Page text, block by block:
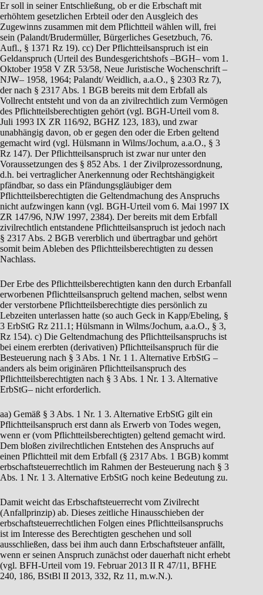
Er soll in seiner Entschließung, ob er die Erbschaft mit
erhöhtem gesetzlichen Erbteil oder den Ausgleich des
Zugewinns zusammen mit dem Pflichtteil wählen will, frei
sein (Palandt/Brudermüller, Bürgerliches Gesetzbuch, 76.
Aufl., § 1371 Rz 19). cc) Der Pflichtteilsanspruch ist ein
Geldanspruch (Urteil des Bundesgerichtshofs –BGH– vom 1.
Oktober 1958 V ZR 53/58, Neue Juristische Wochenschrift –
NJW– 1958, 1964; Palandt/ Weidlich, a.a.O., § 2303 Rz 7),
der nach § 2317 Abs. 1 BGB bereits mit dem Erbfall als
Vollrecht entsteht und von da an zivilrechtlich zum Vermögen
des Pflichtteilsberechtigten gehört (vgl. BGH-Urteil vom 8.
Juli 1993 IX ZR 116/92, BGHZ 123, 183), und zwar
unabhängig davon, ob er gegen den oder die Erben geltend
gemacht wird (vgl. Hülsmann in Wilms/Jochum, a.a.O., § 3
Rz 147). Der Pflichtteilsanspruch ist zwar nur unter den
Voraussetzungen des § 852 Abs. 1 der Zivilprozessordnung,
d.h. bei vertraglicher Anerkennung oder Rechtshängigkeit
pfändbar, so dass ein Pfändungsgläubiger dem
Pflichtteilsberechtigten die Geltendmachung des Anspruchs
nicht aufzwingen kann (vgl. BGH-Urteil vom 6. Mai 1997 IX
ZR 147/96, NJW 1997, 2384). Der bereits mit dem Erbfall
zivilrechtlich entstandene Pflichtteilsanspruch ist jedoch nach
§ 2317 Abs. 2 BGB vererblich und übertragbar und gehört
somit beim Ableben des Pflichtteilsberechtigten zu dessen
Nachlass.
Der Erbe des Pflichtteilsberechtigten kann den durch Erbanfall
erworbenen Pflichtteilsanspruch geltend machen, selbst wenn
der verstorbene Pflichtteilsberechtigte dies persönlich zu
Lebzeiten unterlassen hatte (so auch Geck in Kapp/Ebeling, §
3 ErbStG Rz 211.1; Hülsmann in Wilms/Jochum, a.a.O., § 3,
Rz 154). c) Die Geltendmachung des Pflichtteilsanspruchs ist
bei einem ererbten (derivativen) Pflichtteilsanspruch für die
Besteuerung nach § 3 Abs. 1 Nr. 1 1. Alternative ErbStG –
anders als beim originären Pflichtteilsanspruch des
Pflichtteilsberechtigten nach § 3 Abs. 1 Nr. 1 3. Alternative
ErbStG– nicht erforderlich.
aa) Gemäß § 3 Abs. 1 Nr. 1 3. Alternative ErbStG gilt ein
Pflichtteilsanspruch erst dann als Erwerb von Todes wegen,
wenn er (vom Pflichtteilsberechtigten) geltend gemacht wird.
Dem bloßen zivilrechtlichen Entstehen des Anspruchs auf
einen Pflichtteil mit dem Erbfall (§ 2317 Abs. 1 BGB) kommt
erbschaftsteuerrechtlich im Rahmen der Besteuerung nach § 3
Abs. 1 Nr. 1 3. Alternative ErbStG noch keine Bedeutung zu.
Damit weicht das Erbschaftsteuerrecht vom Zivilrecht
(Anfallprinzip) ab. Dieses zeitliche Hinausschieben der
erbschaftsteuerrechtlichen Folgen eines Pflichtteilsanspruchs
ist im Interesse des Berechtigten geschehen und soll
ausschließen, dass bei ihm auch dann Erbschaftsteuer anfällt,
wenn er seinen Anspruch zunächst oder dauerhaft nicht erhebt
(vgl. BFH-Urteil vom 19. Februar 2013 II R 47/11, BFHE
240, 186, BStBl II 2013, 332, Rz 11, m.w.N.).